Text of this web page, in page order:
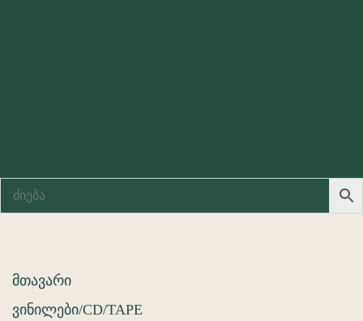
მთავარი
ვინილები/CD/TAPE